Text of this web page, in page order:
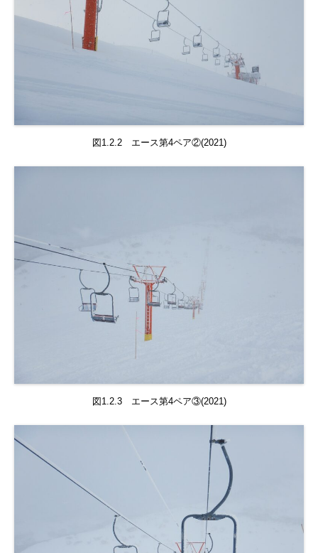
図1.2.2 エース第4ペア②(2021)
図1.2.3 エース第4ペア③(2021)